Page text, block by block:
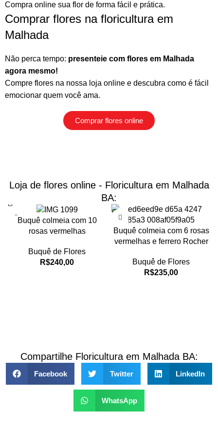
Compra online sua flor de forma fácil e prática.
Comprar flores na floricultura em
Malhada
Não perca tempo: presenteie com flores em Malhada
agora mesmo!
Compre flores na nossa loja online e descubra como é fácil
emocionar quem você ama.
Comprar flores online
Loja de flores online - Floricultura em Malhada
BA:
Buquê colmeia com 10
rosas vermelhas
Buquê de Flores
R$240,00
Buquê colmeia com 6 rosas
vermelhas e ferrero Rocher
Buquê de Flores
R$235,00
Compartilhe Floricultura em Malhada BA:
Facebook Twitter LinkedIn
WhatsApp